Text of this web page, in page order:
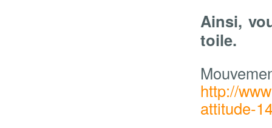
Ainsi,
toile.
http://
attitude-